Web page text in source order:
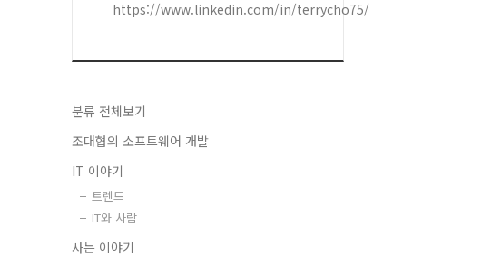
https://www.linkedin.com/in/terrycho75/
분류 전체보기
조대협의 소프트웨어 개발
IT 이야기
트렌드
IT와 사람
사는 이야기